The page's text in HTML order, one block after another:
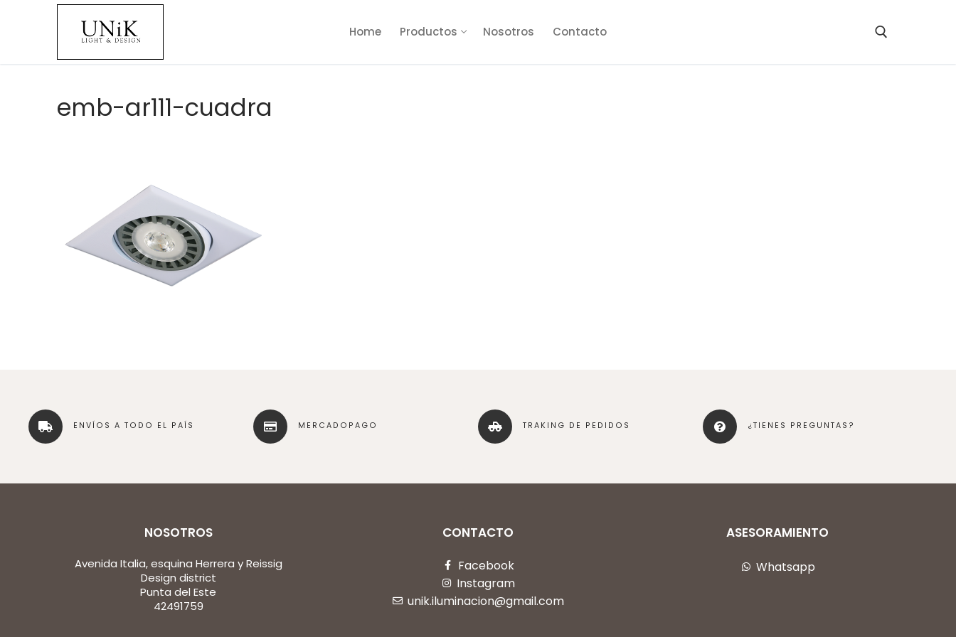
Home Productos Nosotros Contacto
emb-ar111-cuadra
ENVÍOS A TODO EL PAÍS MERCADOPAGO TRAKING DE PEDIDOS ¿TIENES PREGUNTAS?
NOSOTROS
Avenida Italia, esquina Herrera y Reissig
Design district
Punta del Este
42491759
CONTACTO
Facebook
Instagram
unik.iluminacion@gmail.com
ASESORAMIENTO
Whatsapp